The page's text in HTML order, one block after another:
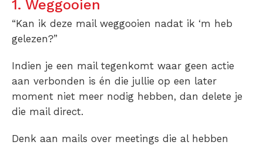
1. Weggooien
“Kan ik deze mail weggooien nadat ik ‘m heb
gelezen?”
Indien je een mail tegenkomt waar geen actie
aan verbonden is én die jullie op een later
moment niet meer nodig hebben, dan delete je
die mail direct.
Denk aan mails over meetings die al hebben